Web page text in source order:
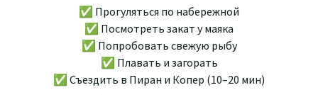
✅ Прогуляться по набережной
✅ Посмотреть закат у маяка
✅ Попробовать свежую рыбу
✅ Плавать и загорать
✅ Съездить в Пиран и Копер (10–20 мин)